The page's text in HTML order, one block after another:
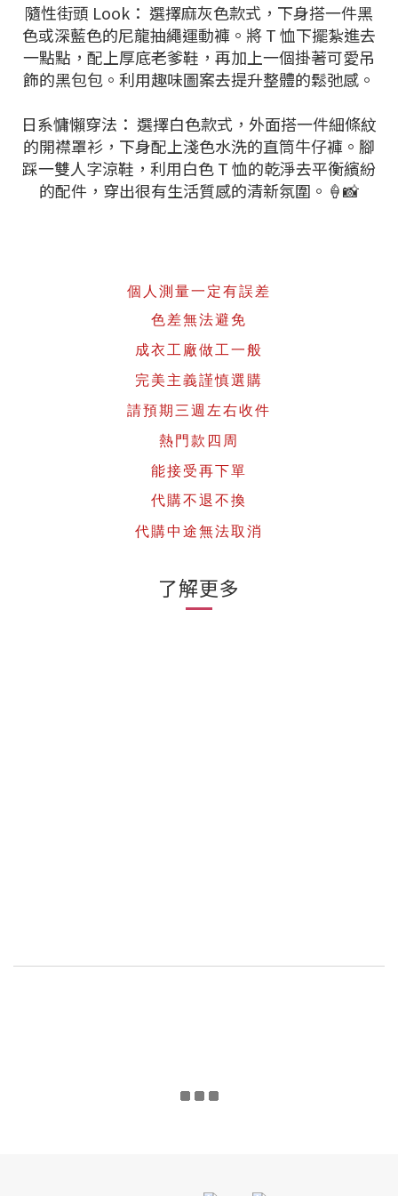
隨性街頭 Look： 選擇麻灰色款式，下身搭一件黑
色或深藍色的尼龍抽繩運動褲。將 T 恤下擺紮進去
一點點，配上厚底老爹鞋，再加上一個掛著可愛吊
飾的黑包包。利用趣味圖案去提升整體的鬆弛感。
日系慵懶穿法： 選擇白色款式，外面搭一件細條紋
的開襟罩衫，下身配上淺色水洗的直筒牛仔褲。腳
踩一雙人字涼鞋，利用白色 T 恤的乾淨去平衡繽紛
的配件，穿出很有生活質感的清新氛圍。🍦📸
個人測量一定有誤差
色差無法避免
成衣工廠做工一般
完美主義謹慎選購
請預期三週左右收件
熱門款四周
能接受再下單
代購不退不換
代購中途無法取消
了解更多